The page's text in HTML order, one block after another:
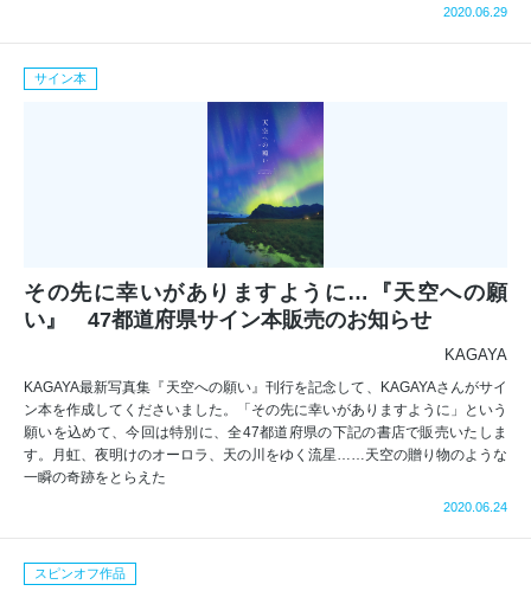
2020.06.29
サイン本
その先に幸いがありますように…『天空への願
い』 47都道府県サイン本販売のお知らせ
KAGAYA
KAGAYA最新写真集『天空への願い』刊行を記念して、KAGAYAさんがサイ
ン本を作成してくださいました。「その先に幸いがありますように」という
願いを込めて、今回は特別に、全47都道府県の下記の書店で販売いたしま
す。月虹、夜明けのオーロラ、天の川をゆく流星……天空の贈り物のような
一瞬の奇跡をとらえた
2020.06.24
スピンオフ作品